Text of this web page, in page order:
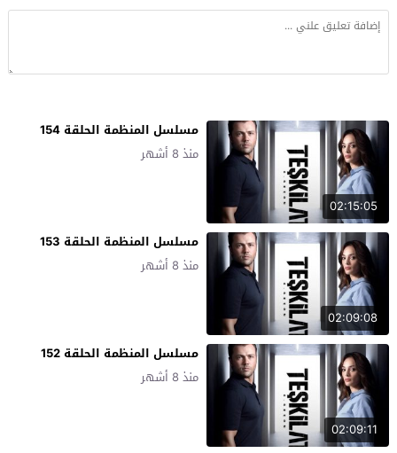
02:15:05
مسلسل المنظمة الحلقة 154
منذ 8 أشهر
02:09:08
مسلسل المنظمة الحلقة 153
منذ 8 أشهر
02:09:11
مسلسل المنظمة الحلقة 152
منذ 8 أشهر